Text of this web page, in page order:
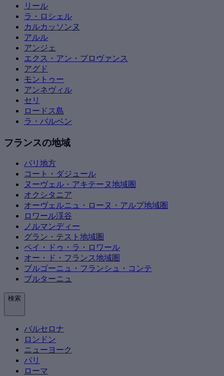
リール
ラ・ロシェル
カルカッソンヌ
アルル
アンジェ
エクス・アン・プロヴァンス
アグド
モントゥー
アンネヴィル
セリ
ロードス島
ラ・バルベン
フランスの地域
パリ地方
コート・ダジュール
ヌーヴェル・アキテーヌ地域圏
オクシタニア
オーヴェルニュ・ローヌ・アルプ地域圏
ロワール渓谷
ノルマンディー
グラン・テスト地域圏
ペイ・ドゥ・ラ・ロワール
オー・ド・フランス地域圏
ブルゴーニュ・フランシュ・コンテ
ブルターニュ
検索
バルセロナ
ロンドン
ニューヨーク
パリ
ローマ